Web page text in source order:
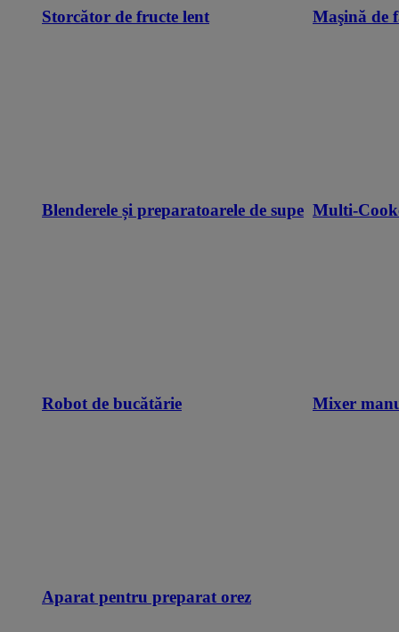
Storcător de fructe lent Maşină de
Blenderele și preparatoarele de supe Multi-
Robot de bucătărie Mixer
Aparat pentru preparat orez